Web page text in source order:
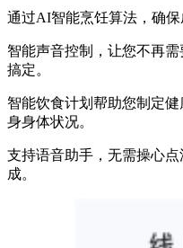
通过AI智能烹饪算法，确保
智能声音控制，让您不再
搞定。
智能饮食计划帮助您制定
身身体状况。
支持语音助手，无需操心
成。